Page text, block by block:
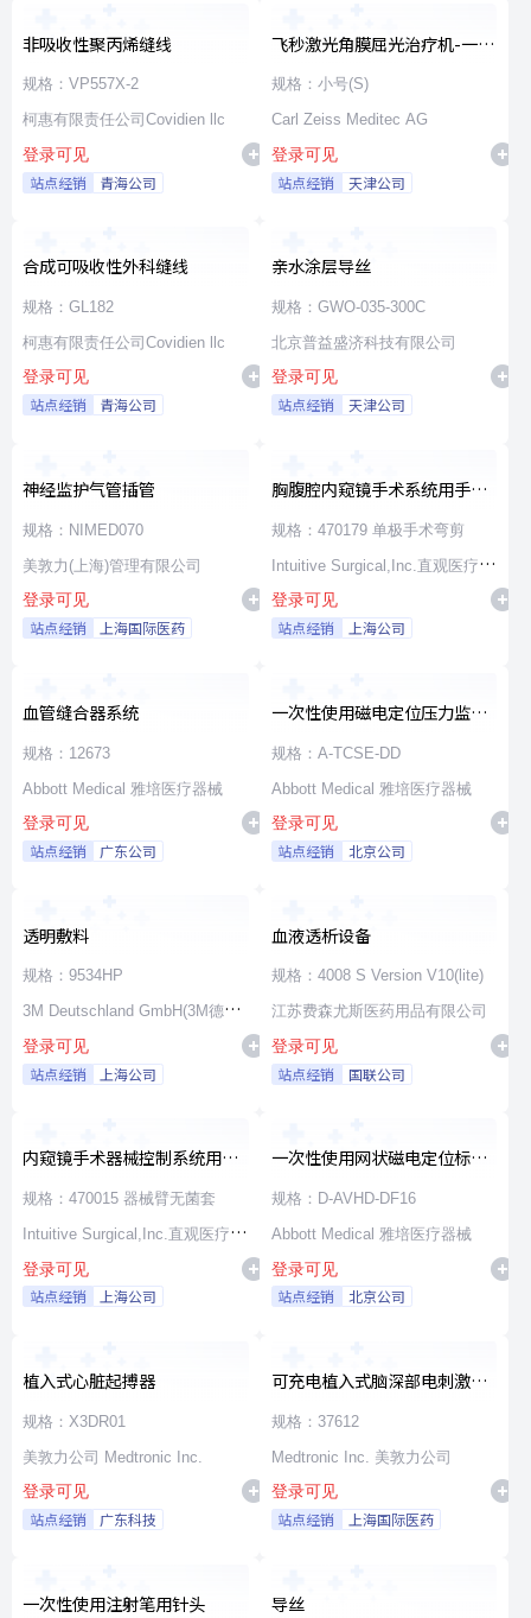
非吸收性聚丙烯缝线
规格：VP557X-2
柯惠有限责任公司Covidien llc
登录可见
站点经销 青海公司
飞秒激光角膜屈光治疗机-一次
性使用无菌治疗包
规格：小号(S)
Carl Zeiss Meditec AG
登录可见
站点经销 天津公司
合成可吸收性外科缝线
规格：GL182
柯惠有限责任公司Covidien llc
登录可见
站点经销 青海公司
亲水涂层导丝
规格：GWO-035-300C
北京普益盛济科技有限公司
登录可见
站点经销 天津公司
神经监护气管插管
规格：NIMED070
美敦力(上海)管理有限公司
登录可见
站点经销 上海国际医药
胸腹腔内窥镜手术系统用手术
器械
规格：470179 单极手术弯剪
Intuitive Surgical,Inc.直观医疗公
司
登录可见
站点经销 上海公司
血管缝合器系统
规格：12673
Abbott Medical 雅培医疗器械
登录可见
站点经销 广东公司
一次性使用磁电定位压力监测
消融导管
规格：A-TCSE-DD
Abbott Medical 雅培医疗器械
登录可见
站点经销 北京公司
透明敷料
规格：9534HP
3M Deutschland GmbH(3M德国
公司)
登录可见
站点经销 上海公司
血液透析设备
规格：4008 S Version V10(lite)
江苏费森尤斯医药用品有限公司
登录可见
站点经销 国联公司
内窥镜手术器械控制系统用无
源器械和附件
规格：470015 器械臂无菌套
Intuitive Surgical,Inc.直观医疗公
司
登录可见
站点经销 上海公司
一次性使用网状磁电定位标测
导管
规格：D-AVHD-DF16
Abbott Medical 雅培医疗器械
登录可见
站点经销 北京公司
植入式心脏起搏器
规格：X3DR01
美敦力公司 Medtronic Inc.
登录可见
站点经销 广东科技
可充电植入式脑深部电刺激脉
冲发生器套件
规格：37612
Medtronic Inc. 美敦力公司
登录可见
站点经销 上海国际医药
一次性使用注射笔用针头 导丝